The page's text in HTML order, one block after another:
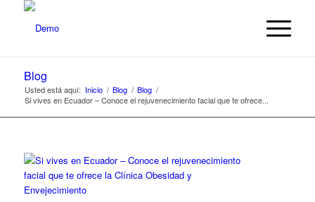
Blog
Usted está aquí: Inicio / Blog / Blog /
Si vives en Ecuador – Conoce el rejuvenecimiento facial que te ofrece...